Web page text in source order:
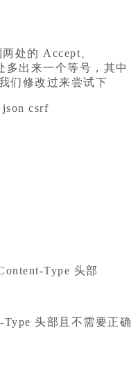
处的 Accept、
多出来一个等号，其中
们修改过来尝试下
Type 头部
头部且不需要正确